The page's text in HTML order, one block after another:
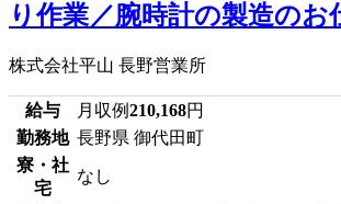
り作業／腕時計の製造のお
株式会社平山 長野営業所
給与 月収例210,168円
勤務地 長野県 御代田町
寮・社
宅
なし